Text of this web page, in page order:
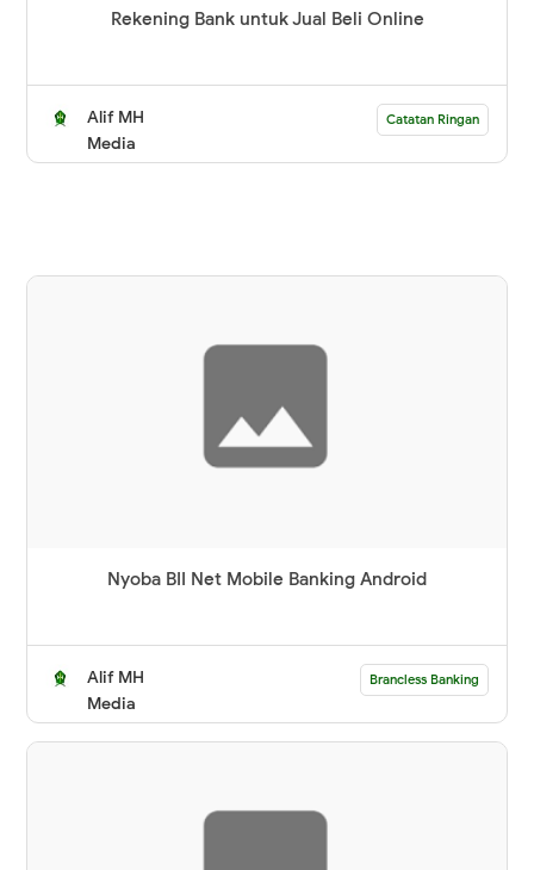
Rekening Bank untuk Jual Beli Online
Alif MH
Media
Catatan Ringan
Nyoba BII Net Mobile Banking Android
Alif MH
Media
Brancless Banking